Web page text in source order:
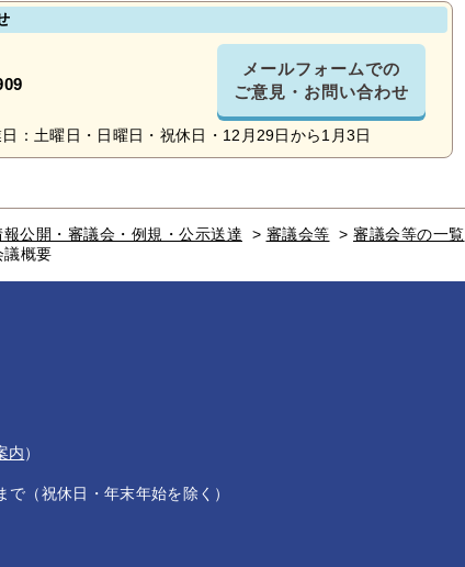
メールフォームでの
ご意見・お問い合わせ
：土曜日・日曜日・祝休日・12月29日から1月3日
報公開・審議会・例規・公示送達 > 審議会等 > 審議会等の一覧
議概要
内）
（祝休日・年末年始を除く）